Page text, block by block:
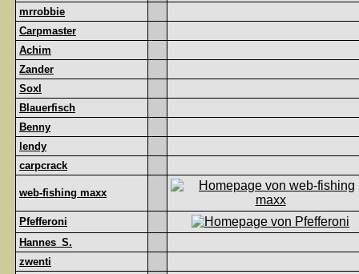
mrrobbie
Carpmaster
Achim
Zander
Soxl
Blauerfisch
Benny
lendy
carpcrack
web-fishing maxx
Pfefferoni
Hannes_S.
zwenti